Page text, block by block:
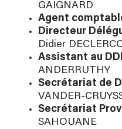
GAIGNARD
Agent
Directeur
Didier
Assistant au
ANDERRUTHY
Secrétariat de
VANDER-
Secrétariat
SAHOUANE